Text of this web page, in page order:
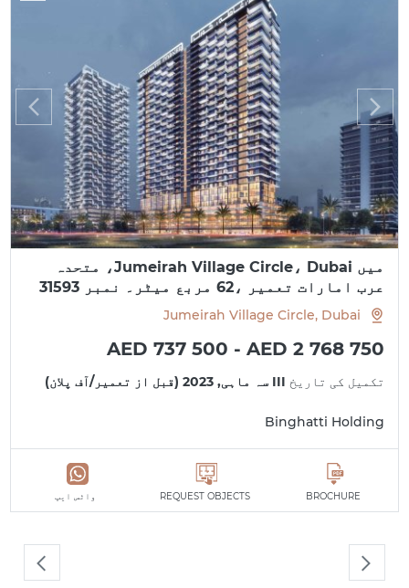
میں Jumeirah Village Circle، Dubai، متحدہ
عرب امارات تعمیر ،62 مربع میٹر۔ نمبر 31593
Jumeirah Village Circle, Dubai
AED 737 500 - AED 2 768 750
تکمیل کی تاریخ III سہ ماہی, 2023 (قبل از تعمیر/آف پلان)
Binghatti Holding
BROCHURE
REQUEST OBJECTS واٹس ایپ